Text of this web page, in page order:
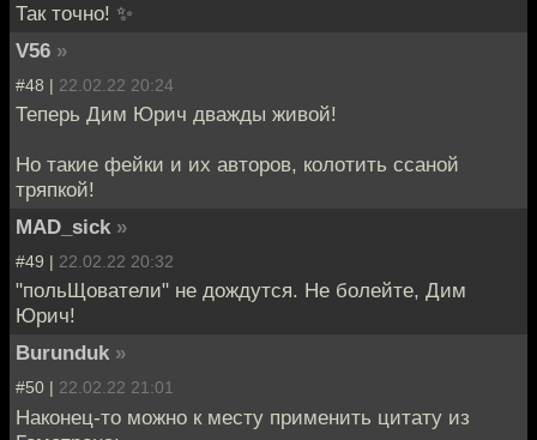
Так точно! ✨
V56 »
#48 | 22.02.22 20:24
Теперь Дим Юрич дважды живой!
Но такие фейки и их авторов, колотить ссаной
тряпкой!
MAD_sick »
#49 | 22.02.22 20:32
"польЩователи" не дождутся. Не болейте, Дим
Юрич!
Burunduk »
#50 | 22.02.22 21:01
Наконец-то можно к месту применить цитату из